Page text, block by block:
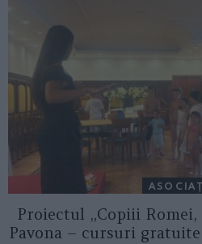
Proiectul „Copiii
Pavona – cursuri